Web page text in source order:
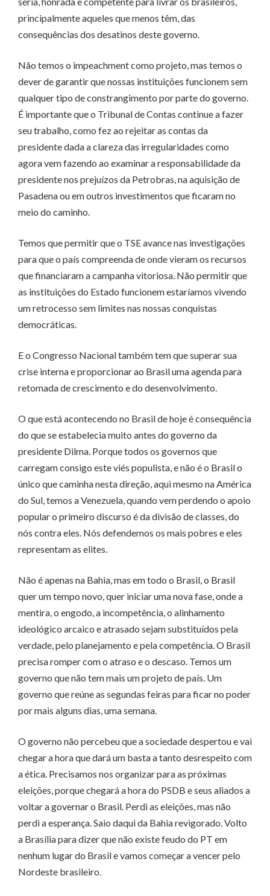
principalmente aqueles que menos têm, das
consequências dos desatinos deste governo.
Não temos o impeachment como projeto, mas temos o
dever de garantir que nossas instituições funcionem sem
qualquer tipo de constrangimento por parte do governo.
É importante que o Tribunal de Contas continue a fazer
seu trabalho, como fez ao rejeitar as contas da
presidente dada a clareza das irregularidades como
agora vem fazendo ao examinar a responsabilidade da
presidente nos prejuízos da Petrobras, na aquisição de
Pasadena ou em outros investimentos que ficaram no
meio do caminho.
Temos que permitir que o TSE avance nas investigações
para que o país compreenda de onde vieram os recursos
que financiaram a campanha vitoriosa. Não permitir que
as instituições do Estado funcionem estaríamos vivendo
um retrocesso sem limites nas nossas conquistas
democráticas.
E o Congresso Nacional também tem que superar sua
crise interna e proporcionar ao Brasil uma agenda para
retomada de crescimento e do desenvolvimento.
O que está acontecendo no Brasil de hoje é consequência
do que se estabelecia muito antes do governo da
presidente Dilma. Porque todos os governos que
carregam consigo este viés populista, e não é o Brasil o
único que caminha nesta direção, aqui mesmo na América
do Sul, temos a Venezuela, quando vem perdendo o apoio
popular o primeiro discurso é da divisão de classes, do
nós contra eles. Nós defendemos os mais pobres e eles
representam as elites.
Não é apenas na Bahia, mas em todo o Brasil, o Brasil
quer um tempo novo, quer iniciar uma nova fase, onde a
mentira, o engodo, a incompetência, o alinhamento
ideológico arcaico e atrasado sejam substituídos pela
verdade, pelo planejamento e pela competência. O Brasil
precisa romper com o atraso e o descaso. Temos um
governo que não tem mais um projeto de país. Um
governo que reúne as segundas feiras para ficar no poder
por mais alguns dias, uma semana.
O governo não percebeu que a sociedade despertou e vai
chegar a hora que dará um basta a tanto desrespeito com
a ética. Precisamos nos organizar para as próximas
eleições, porque chegará a hora do PSDB e seus aliados a
voltar a governar o Brasil. Perdi as eleições, mas não
perdi a esperança. Saio daqui da Bahia revigorado. Volto
a Brasília para dizer que não existe feudo do PT em
nenhum lugar do Brasil e vamos começar a vencer pelo
Nordeste brasileiro.